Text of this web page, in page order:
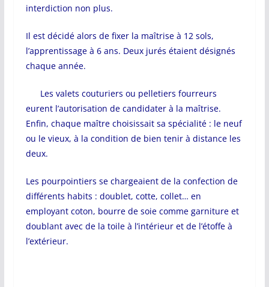
interdiction non plus.
Il est décidé alors de fixer la maîtrise à 12 sols,
l’apprentissage à 6 ans. Deux jurés étaient désignés
chaque année.
Les valets couturiers ou pelletiers fourreurs
eurent l’autorisation de candidater à la maîtrise.
Enfin, chaque maître choisissait sa spécialité : le neuf
ou le vieux, à la condition de bien tenir à distance les
deux.
Les pourpointiers se chargeaient de la confection de
différents habits : doublet, cotte, collet… en
employant coton, bourre de soie comme garniture et
doublant avec de la toile à l’intérieur et de l’étoffe à
l’extérieur.